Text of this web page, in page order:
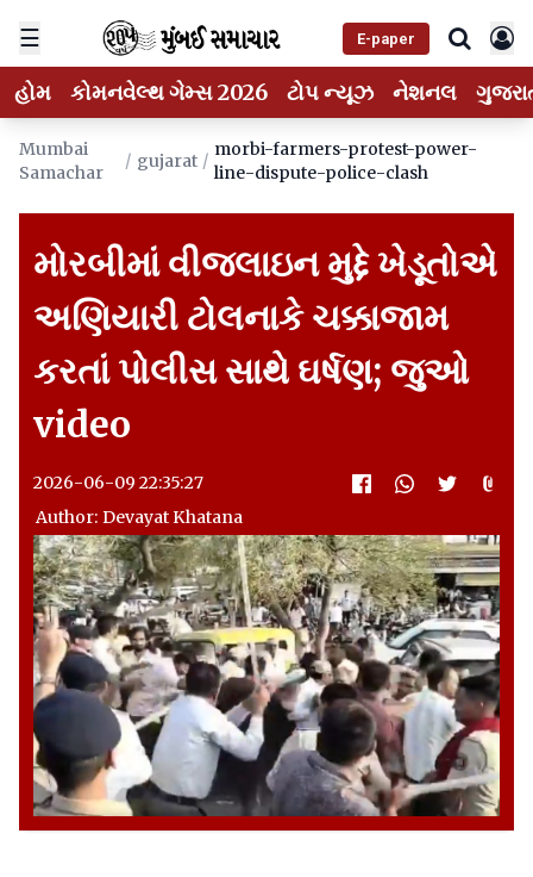
☰ E-paper
હોમ કોમનવેલ્થ ગેમ્સ 2026 ટોપ ન્યૂઝ નેશનલ
Mumbai
Samachar
/ gujarat /
morbi-farmers-protest-power-
line-dispute-police-clash
મોરબીમાં વીજલાઇન મુદ્દે ખેડૂતોએ
અણિયારી ટોલનાકે ચક્કાજામ
કરતાં પોલીસ સાથે ઘર્ષણ; જુઓ
video
2026-06-09 22:35:27
Author: Devayat Khatana